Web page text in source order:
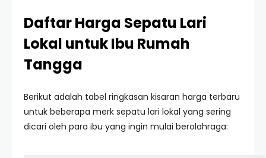
Daftar Harga Sepatu Lari
Lokal untuk Ibu Rumah
Tangga
Berikut adalah tabel ringkasan kisaran harga terbaru
untuk beberapa merk sepatu lari lokal yang sering
dicari oleh para ibu yang ingin mulai berolahraga: